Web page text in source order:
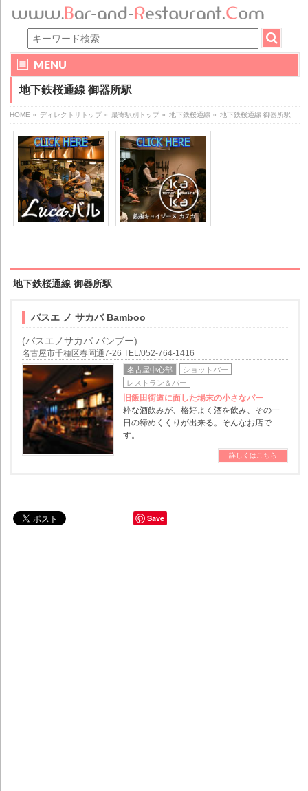
MENU
地下鉄桜通線 御器所駅
HOME » ディレクトリトップ » 最寄駅別トップ » 地下鉄桜通線 » 地下鉄桜通線 御器所駅
地下鉄桜通線 御器所駅
バスエ ノ サカバ Bamboo
(バスエノサカバ バンブー)
名古屋市千種区春岡通7-26 TEL/052-764-1416
名古屋中心部
ショットバー
レストラン＆バー
旧飯田街道に面した場末の小さなバー
粋な酒飲みが、格好よく酒を飲み、その一
日の締めくくりが出来る。そんなお店で
す。
詳しくはこちら
Save